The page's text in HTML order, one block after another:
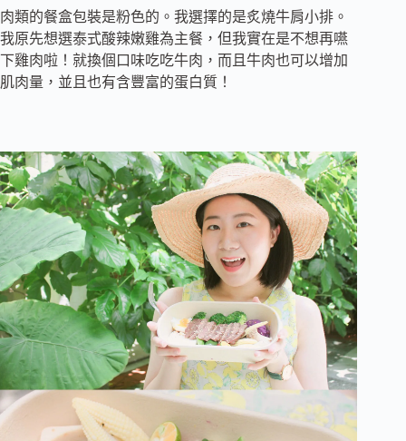
肉類的餐盒包裝是粉色的。我選擇的是炙燒牛肩小排。
我原先想選泰式酸辣嫩雞為主餐，但我實在是不想再嚥
下雞肉啦！就換個口味吃吃牛肉，而且牛肉也可以增加
肌肉量，並且也有含豐富的蛋白質！